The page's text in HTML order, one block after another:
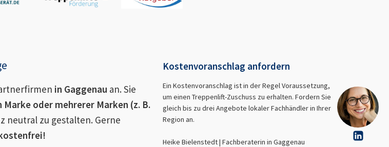
in Gaggenau an. Sie
oder mehrerer Marken (z. B.
neutral zu gestalten. Gerne
Kostenvoranschlag anfordern
Ein Kostenvoranschlag ist in der Regel Voraussetzung,
um einen Treppenlift-Zuschuss zu erhalten. Fordern Sie
gleich bis zu drei Angebote lokaler Fachhändler in Ihrer
Region an.
Heike Bielenstedt | Fachberaterin in Gaggenau